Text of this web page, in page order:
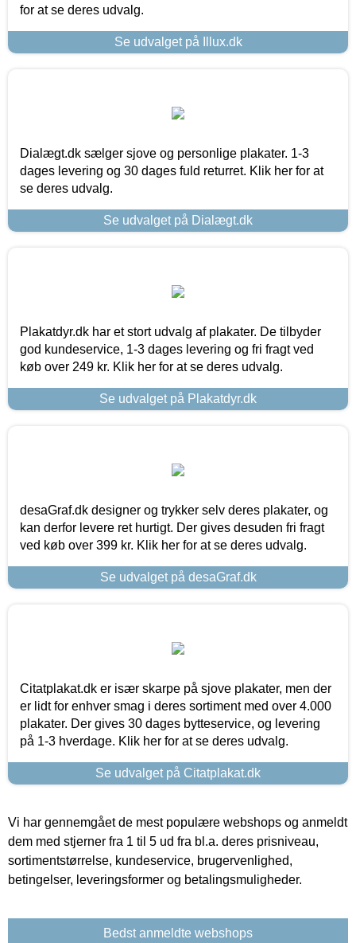
for at se deres udvalg.
Se udvalget på Illux.dk
Dialægt.dk sælger sjove og personlige plakater. 1-3
dages levering og 30 dages fuld returret. Klik her for at
se deres udvalg.
Se udvalget på Dialægt.dk
Plakatdyr.dk har et stort udvalg af plakater. De tilbyder
god kundeservice, 1-3 dages levering og fri fragt ved
køb over 249 kr. Klik her for at se deres udvalg.
Se udvalget på Plakatdyr.dk
desaGraf.dk designer og trykker selv deres plakater, og
kan derfor levere ret hurtigt. Der gives desuden fri fragt
ved køb over 399 kr. Klik her for at se deres udvalg.
Se udvalget på desaGraf.dk
Citatplakat.dk er især skarpe på sjove plakater, men der
er lidt for enhver smag i deres sortiment med over 4.000
plakater. Der gives 30 dages bytteservice, og levering
på 1-3 hverdage. Klik her for at se deres udvalg.
Se udvalget på Citatplakat.dk
Vi har gennemgået de mest populære webshops og anmeldt
dem med stjerner fra 1 til 5 ud fra bl.a. deres prisniveau,
sortimentstørrelse, kundeservice, brugervenlighed,
betingelser, leveringsformer og betalingsmuligheder.
Bedst anmeldte webshops